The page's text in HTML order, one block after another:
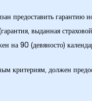
предоставить
выданная
на 90 (девяносто)
критериям, должен